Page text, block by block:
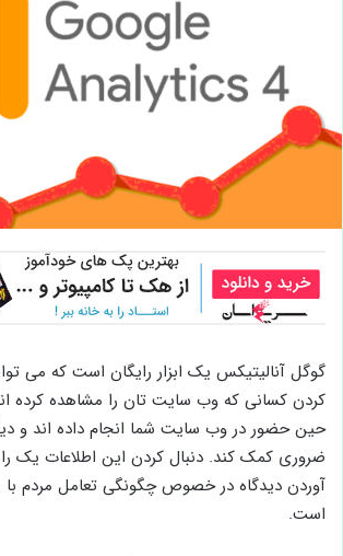
گوگل آنالیتیکس یک ابزار رایگان است که می
کردن کسانی که وب سایت تان را مشاهده کرده
حین حضور در وب سایت شما انجام داده ­اند و
ضروری کمک کند. دنبال کردن این اطلاعات یک
آوردن دیدگاه در خصوص چگونگی تعامل مردم
است.